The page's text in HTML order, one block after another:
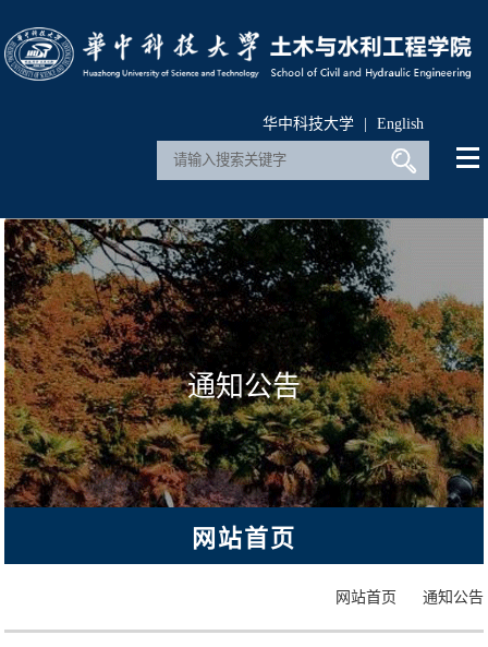
华中科技大学 | English
通知公告
网站首页
网站首页 通知公告